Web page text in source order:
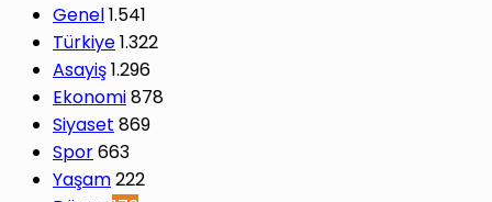
Genel1.541
Türkiye1.322
Asayiş1.296
Ekonomi878
Siyaset 869
Spor663
Yaşam222